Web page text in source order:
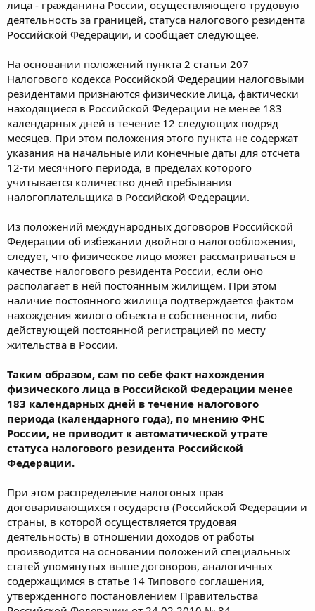
лица - гражданина России, осуществляющего трудовую
деятельность за границей, статуса налогового резидента
Российской Федерации, и сообщает следующее.
На основании положений пункта 2 статьи 207
Налогового кодекса Российской Федерации налоговыми
резидентами признаются физические лица, фактически
находящиеся в Российской Федерации не менее 183
календарных дней в течение 12 следующих подряд
месяцев. При этом положения этого пункта не содержат
указания на начальные или конечные даты для отсчета
12-ти месячного периода, в пределах которого
учитывается количество дней пребывания
налогоплательщика в Российской Федерации.
Из положений международных договоров Российской
Федерации об избежании двойного налогообложения,
следует, что физическое лицо может рассматриваться в
качестве налогового резидента России, если оно
располагает в ней постоянным жилищем. При этом
наличие постоянного жилища подтверждается фактом
нахождения жилого объекта в собственности, либо
действующей постоянной регистрацией по месту
жительства в России.
Таким образом, сам по себе факт нахождения
физического лица в Российской Федерации менее
183 календарных дней в течение налогового
периода (календарного года), по мнению ФНС
России, не приводит к автоматической утрате
статуса налогового резидента Российской
Федерации.
При этом распределение налоговых прав
договаривающихся государств (Российской Федерации и
страны, в которой осуществляется трудовая
деятельность) в отношении доходов от работы
производится на основании положений специальных
статей упомянутых выше договоров, аналогичных
содержащимся в статье 14 Типового соглашения,
утвержденного постановлением Правительства